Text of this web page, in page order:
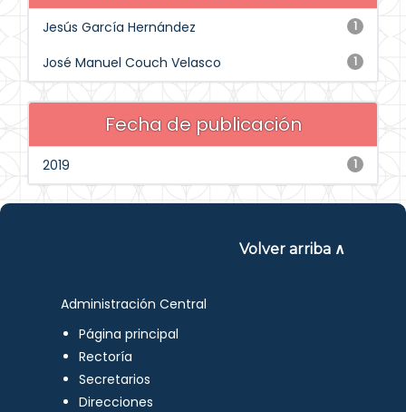
1
Jesús García Hernández
1
José Manuel Couch Velasco
Fecha de publicación
1
2019
Volver arriba ∧
Administración Central
Página principal
Rectoría
Secretarios
Direcciones